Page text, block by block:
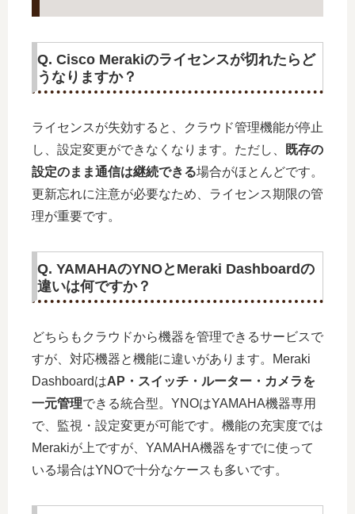
Q. Cisco Merakiのライセンスが切れたらど
うなりますか？
ライセンスが失効すると、クラウド管理機能が停止
し、設定変更ができなくなります。ただし、
既存の
設定のまま通信は継続できる場合がほとんどです。
更新忘れに注意が必要なため、ライセンス期限の管
理が重要です。
Q. YAMAHAのYNOとMeraki Dashboardの
違いは何ですか？
どちらもクラウドから機器を管理できるサービスで
すが、対応機器と機能に違いがあります。Meraki
DashboardはAP・スイッチ・ルーター・カメラを
一元管理できる統合型。YNOはYAMAHA機器専用
で、監視・設定変更が可能です。機能の充実度では
Merakiが上ですが、YAMAHA機器をすでに使って
いる場合はYNOで十分なケースも多いです。